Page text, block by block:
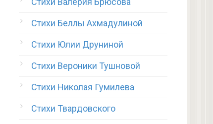
Стихи Беллы Ахмадулиной
Стихи Юлии Друниной
Стихи Вероники Тушновой
Стихи Николая Гумилева
Стихи Твардовского